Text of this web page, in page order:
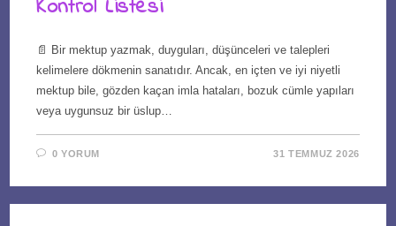
Kontrol Listesi
📄 Bir mektup yazmak, duyguları, düşünceleri ve talepleri
kelimelere dökmenin sanatıdır. Ancak, en içten ve iyi niyetli
mektup bile, gözden kaçan imla hataları, bozuk cümle yapıları
veya uygunsuz bir üslup…
0 YORUM 31 TEMMUZ 2026